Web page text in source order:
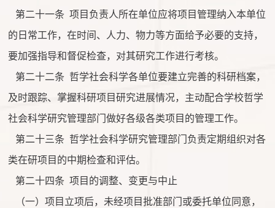
第二十一条 项目负责人所在单位应将项目管理纳入本单位
的日常工作，在时间、人力、物力等方面给予必要的支持，
要加强指导和督促检查，对其研究工作进行考核。
第二十二条 哲学社会科学各单位要建立完善的科研档案，
及时跟踪、掌握科研项目研究进展情况，主动配合学校哲学
社会科学研究管理部门做好各级各类项目的管理工作。
第二十三条 哲学社会科学研究管理部门负责定期组织对各
类在研项目的中期检查和评估。
第二十四条 项目的调整、变更与中止
（一）项目立项后，未经项目批准部门或委托单位同意，